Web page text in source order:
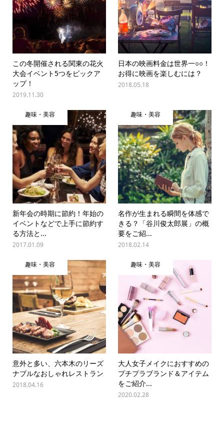
この冬開催される関東の花火
大会イベント5つをピックア
ップ！
2019.11.30
日本の映画料金は世界一○○！
お得に映画を楽しむには？
2018.05.18
趣味・美容
新年会の時期に節約！年始の
イベントなどで上手に節約す
る方法と...
2017.01.09
趣味・美容
名作が生まれる瞬間を体感で
きる？「谷川俊太郎展」の概
要をご紹...
2018.02.14
趣味・美容
意外と多い、六本木のリーズ
ナブルなおしゃれレストラン
2018.04.16
趣味・美容
大人女子メイクにおすすめの
プチプラブランド＆アイテム
をご紹介...
2020.02.28